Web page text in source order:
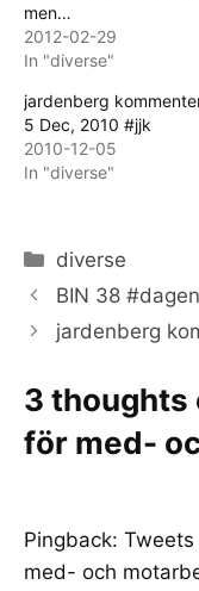
men…
2012-02-29
In "diverse"
jardenberg
5 Dec, 2010 #jjk
2010-12-05
In "diverse"
Categories
diverse
BIN 38
jardenberg
3 thoughts
för med-
Pingback:
med- och